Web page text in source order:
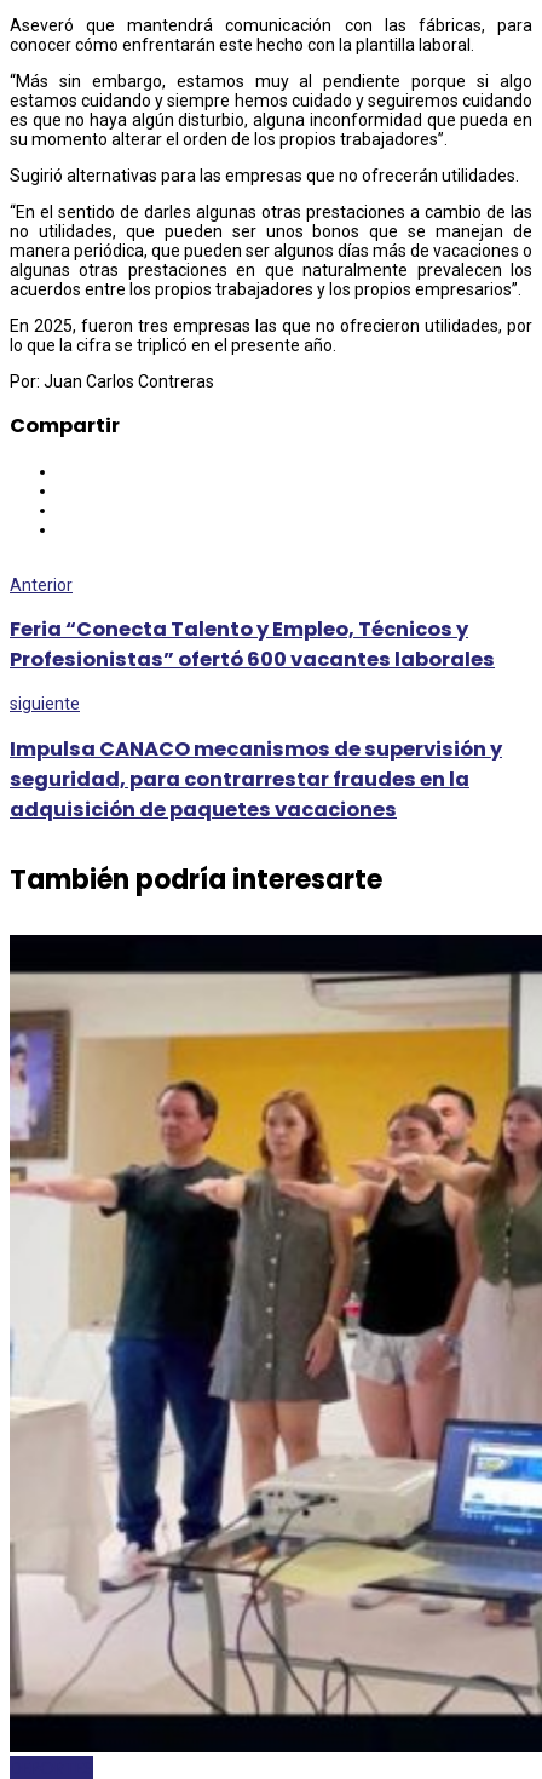
Aseveró que mantendrá comunicación con las fábricas, para
conocer cómo enfrentarán este hecho con la plantilla laboral.
“Más sin embargo, estamos muy al pendiente porque si algo
estamos cuidando y siempre hemos cuidado y seguiremos cuidando
es que no haya algún disturbio, alguna inconformidad que pueda en
su momento alterar el orden de los propios trabajadores”.
Sugirió alternativas para las empresas que no ofrecerán utilidades.
“En el sentido de darles algunas otras prestaciones a cambio de las
no utilidades, que pueden ser unos bonos que se manejan de
manera periódica, que pueden ser algunos días más de vacaciones o
algunas otras prestaciones en que naturalmente prevalecen los
acuerdos entre los propios trabajadores y los propios empresarios”.
En 2025, fueron tres empresas las que no ofrecieron utilidades, por
lo que la cifra se triplicó en el presente año.
Por: Juan Carlos Contreras
Compartir
Anterior
Feria “Conecta Talento y Empleo, Técnicos y
Profesionistas” ofertó 600 vacantes laborales
siguiente
Impulsa CANACO mecanismos de supervisión y
seguridad, para contrarrestar fraudes en la
adquisición de paquetes vacaciones
También podría interesarte